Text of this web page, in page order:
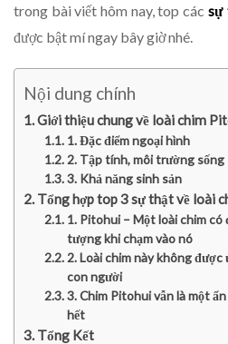
trong bài viết hôm nay, top các sự
được bật mí ngay bây giờ nhé.
Nội dung chính
Giới thiệu chung về loài chim
1. Đặc điểm ngoại hình
2. Tập tính, môi trường sống
3. Khả năng sinh sản
Tổng hợp top 3 sự thật về loài
1. Pitohui – Một loài chim có
tượng khi chạm vào nó
2. Loài chim này không
con người
3. Chim Pitohui vẫn là một
hết
Tổng Kết